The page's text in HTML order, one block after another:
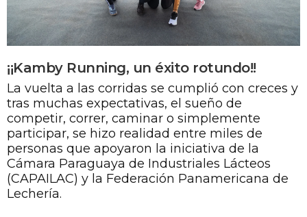
¡¡Kamby Running, un éxito rotundo!!
La vuelta a las corridas se cumplió con creces y
tras muchas expectativas, el sueño de
competir, correr, caminar o simplemente
participar, se hizo realidad entre miles de
personas que apoyaron la iniciativa de la
Cámara Paraguaya de Industriales Lácteos
(CAPAILAC) y la Federación Panamericana de
Lechería.